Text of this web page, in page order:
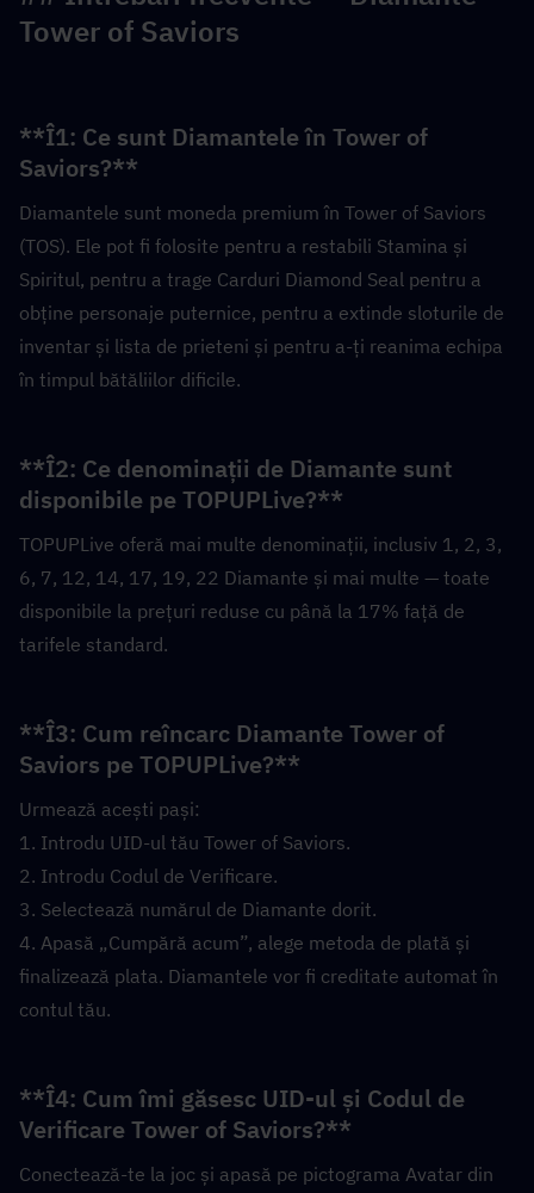
Tower of Saviors
**Î1: Ce sunt Diamantele în Tower of
Saviors?**
Diamantele sunt moneda premium în Tower of Saviors
(TOS). Ele pot fi folosite pentru a restabili Stamina și
Spiritul, pentru a trage Carduri Diamond Seal pentru a
obține personaje puternice, pentru a extinde sloturile de
inventar și lista de prieteni și pentru a-ți reanima echipa
în timpul bătăliilor dificile.
**Î2: Ce denominații de Diamante sunt
disponibile pe TOPUPLive?**
TOPUPLive oferă mai multe denominații, inclusiv 1, 2, 3,
6, 7, 12, 14, 17, 19, 22 Diamante și mai multe — toate
disponibile la prețuri reduse cu până la 17% față de
tarifele standard.
**Î3: Cum reîncarc Diamante Tower of
Saviors pe TOPUPLive?**
Urmează acești pași:
1. Introdu UID-ul tău Tower of Saviors.
2. Introdu Codul de Verificare.
3. Selectează numărul de Diamante dorit.
4. Apasă „Cumpără acum”, alege metoda de plată și
finalizează plata. Diamantele vor fi creditate automat în
contul tău.
**Î4: Cum îmi găsesc UID-ul și Codul de
Verificare Tower of Saviors?**
Conectează-te la joc și apasă pe pictograma Avatar din